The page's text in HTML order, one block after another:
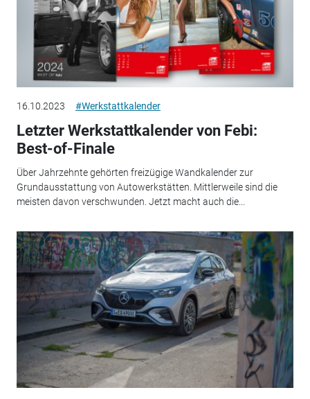
16.10.2023 #Werkstattkalender
Letzter Werkstattkalender von Febi:
Best-of-Finale
Über Jahrzehnte gehörten freizügige Wandkalender zur
Grundausstattung von Autowerkstätten. Mittlerweile sind die
meisten davon verschwunden. Jetzt macht auch die...